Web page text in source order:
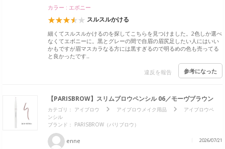
カラー : エボニー
スルスルかける
細くてスルスルかけるのを探してこちらを見つけました。2色しか選べ
なくてエボニーに。黒とグレーの間で自眉の眉尻足したい人にはいい
かもですが眉マスカラなる方には黒すぎるので明るめの色も売ってる
と良かったです‥
違反を報告 参考になった
【PARISBROW】スリムブロウペンシル 06／モーヴブラウン
カテゴリ： アイブロウ アイブロウメイク用品
アイブロウペ
ンシル
ブランド： PARISBROW（パリブロウ）
enne 2026/07/21